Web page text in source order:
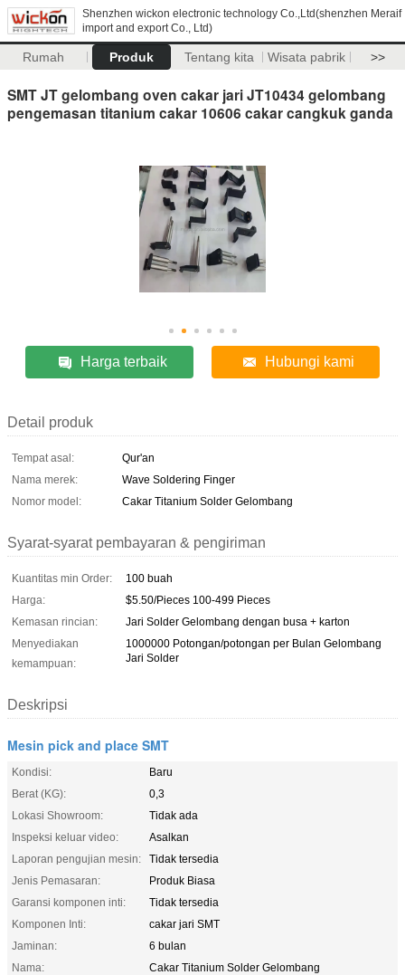
Shenzhen wickon electronic technology Co.,Ltd(shenzhen Meraif
import and export Co., Ltd)
Rumah Produk Tentang kita Wisata pabrik >>
SMT JT gelombang oven cakar jari JT10434 gelombang
pengemasan titanium cakar 10606 cakar cangkuk ganda
Harga terbaik Hubungi kami
Detail produk
Tempat asal:
Qur'an
Nama merek:
Wave Soldering Finger
Nomor model:
Cakar Titanium Solder Gelombang
Syarat-syarat pembayaran & pengiriman
Kuantitas min Order:
100 buah
Harga:
$5.50/Pieces 100-499 Pieces
Kemasan rincian:
Jari Solder Gelombang dengan busa + karton
Menyediakan
kemampuan:
1000000 Potongan/potongan per Bulan Gelombang
Jari Solder
Deskripsi
Mesin pick and place SMT
Kondisi:
Baru
Berat (KG):
0,3
Lokasi Showroom:
Tidak ada
Inspeksi keluar video:
Asalkan
Laporan pengujian mesin:
Tidak tersedia
Jenis Pemasaran:
Produk Biasa
Garansi komponen inti:
Tidak tersedia
Komponen Inti:
cakar jari SMT
Jaminan:
6 bulan
Nama:
Cakar Titanium Solder Gelombang